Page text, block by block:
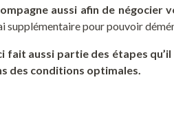
aussi afin de
supplémentaire pour pouvoir
fait aussi partie des étapes
des conditions optimales.